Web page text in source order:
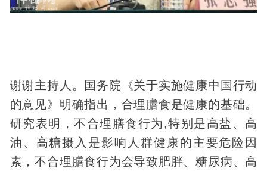
谢谢主持人。国务院《关于实施健康中国行动
的意见》明确指出，合理膳食是健康的基础。
研究表明，不合理膳食行为,特别是高盐、高
油、高糖摄入是影响人群健康的主要危险因
素，不合理膳食行为会导致肥胖、糖尿病、高